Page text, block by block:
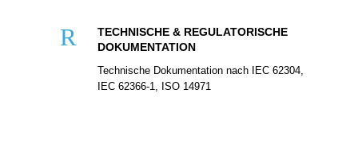
R
TECHNISCHE & REGULATORISCHE
DOKUMENTATION
Technische Dokumentation nach IEC 62304,
IEC 62366-1, ISO 14971